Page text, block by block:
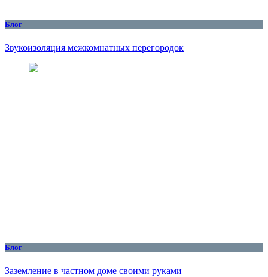
Блог
Звукоизоляция межкомнатных перегородок
Блог
Заземление в частном доме своими руками